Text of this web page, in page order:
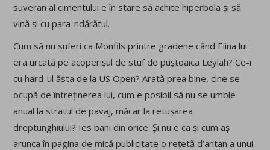
suveran al cimentului e în stare să achite hiperbola și să
vină și cu para-ndărătul.
Cum să nu suferi ca Monfils printre gradene când Elina lui
era urcată pe acoperișul de stuf de puștoaica Leylah? Ce-i
cu hard-ul ăsta de la US Open? Arată prea bine, cine se
ocupă de întreținerea lui, cum e posibil să nu se umble
anual la stratul de pavaj, măcar la retușarea
dreptunghiului? Ies bani din orice. Și nu e ca și cum aș
arunca în pagina de mică publicitate o rețetă d’antan a unui